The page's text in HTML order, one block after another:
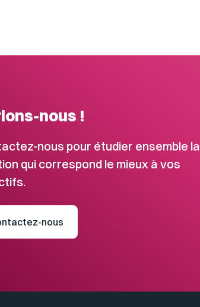
nous !
nous pour étudier ensemble la
qui correspond le mieux à vos
nous